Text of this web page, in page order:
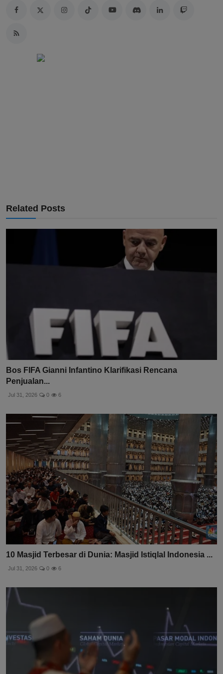
Related Posts
Bos FIFA Gianni Infantino Klarifikasi Rencana
Penjualan...
Jul 31, 2026 0 6
10 Masjid Terbesar di Dunia: Masjid Istiqlal Indonesia ...
Jul 31, 2026 0 6